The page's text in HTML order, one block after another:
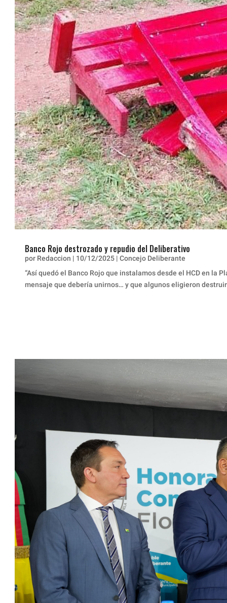
Banco Rojo destrozado y repudio del Deliberativo
por Redaccion | 10/12/2025 | Concejo Deliberante
“Así quedó el Banco Rojo que instalamos desde el HCD en la
mensaje que debería unirnos… y que algunos eligieron